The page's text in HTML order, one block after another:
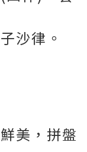
沙律。
美，拼盤